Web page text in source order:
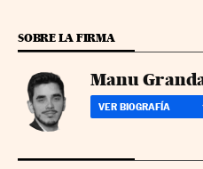
SOBRE LA FIRMA
Manu
VER BIOGRAFÍA